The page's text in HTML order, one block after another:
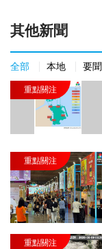
其他新聞
全部 本地 要聞